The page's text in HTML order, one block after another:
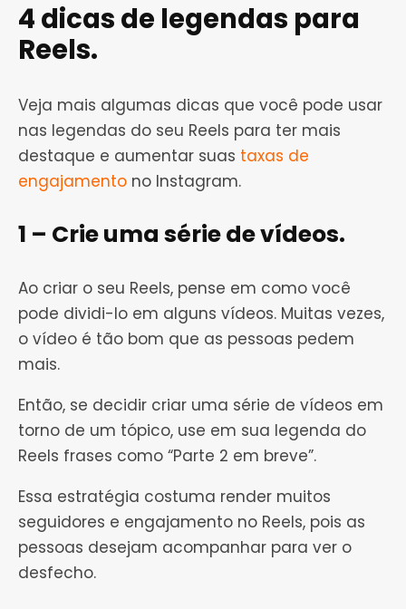
4 dicas de legendas para
Reels.
Veja mais algumas dicas que você pode usar
nas legendas do seu Reels para ter mais
destaque e aumentar suas taxas de
engajamento no Instagram.
1 – Crie uma série de vídeos.
Ao criar o seu Reels, pense em como você
pode dividi-lo em alguns vídeos. Muitas vezes,
o vídeo é tão bom que as pessoas pedem
mais.
Então, se decidir criar uma série de vídeos em
torno de um tópico, use em sua legenda do
Reels frases como “Parte 2 em breve”.
Essa estratégia costuma render muitos
seguidores e engajamento no Reels, pois as
pessoas desejam acompanhar para ver o
desfecho.